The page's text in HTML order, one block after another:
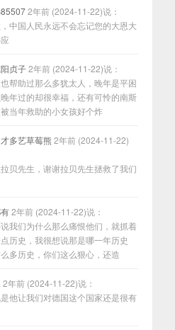
2年前 (2024-11-22)说：
中国人民永远不会忘记您的大恩大
贞子2年前 (2024-11-22)说：
帮助过那么多犹太人，晚年是平困
年过的却很幸福，还有可怜的南斯
当年救助的小女孩好个炸
多艺草莓熊 2年前 (2024-11-22)
贝先生，谢谢拉贝先生拯救了我们
2年前 (2024-11-22)说：
我们为什么那么痛恨他们，就抓着
历史，我很想说那是哪一年历史
多历史，你们这么狠心，还造
2年前 (2024-11-22)说：
他让我们对德国这个国家还是很有